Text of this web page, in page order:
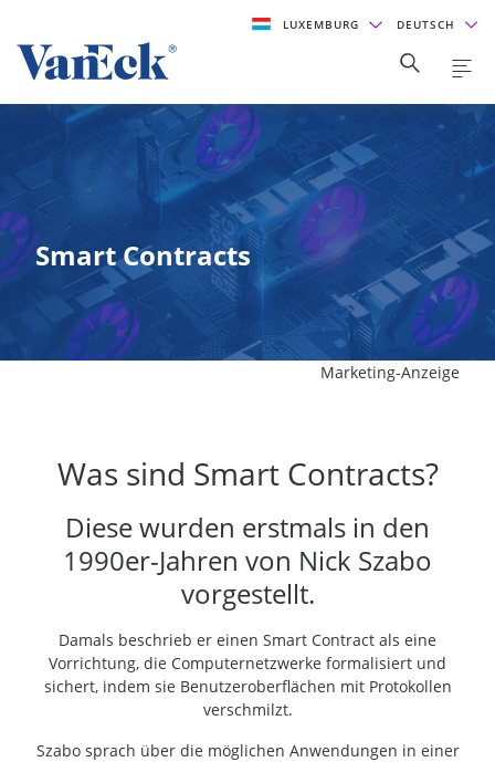
LUXEMBURG DEUTSCH
Smart Contracts
Marketing-Anzeige
Was sind Smart Contracts?
Diese wurden erstmals in den
1990er-Jahren von Nick Szabo
vorgestellt.
Damals beschrieb er einen Smart Contract als eine
Vorrichtung, die Computernetzwerke formalisiert und
sichert, indem sie Benutzeroberflächen mit Protokollen
verschmilzt.
Szabo sprach über die möglichen Anwendungen in einer